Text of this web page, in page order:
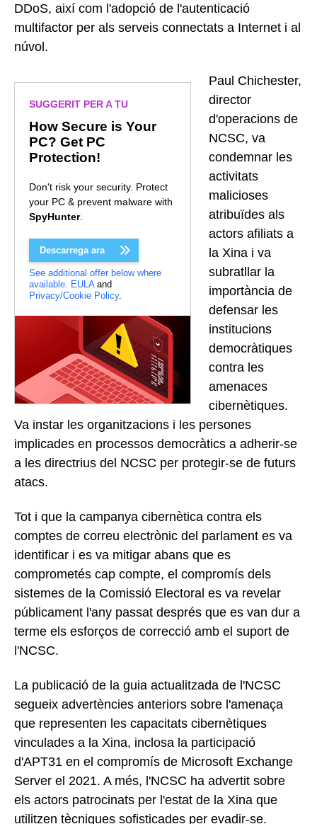
DDoS, així com l'adopció de l'autenticació
multifactor per als serveis connectats a Internet i al
núvol.
SUGGERIT PER A TU
How Secure is Your
PC? Get PC
Protection!
Don't risk your security. Protect
your PC & prevent malware with
SpyHunter.
Descarrega ara
See additional offer below where
available. EULAand
Privacy/Cookie Policy.
Paul Chichester,
director
d'operacions de
NCSC, va
condemnar les
activitats
malicioses
atribuïdes als
actors afiliats a
la Xina i va
subratllar la
importància de
defensar les
institucions
democràtiques
contra les
amenaces
cibernètiques.
Va instar les organitzacions i les persones
implicades en processos democràtics a adherir-se
a les directrius del NCSC per protegir-se de futurs
atacs.
Tot i que la campanya cibernètica contra els
comptes de correu electrònic del parlament es va
identificar i es va mitigar abans que es
comprometés cap compte, el compromís dels
sistemes de la Comissió Electoral es va revelar
públicament l'any passat després que es van dur a
terme els esforços de correcció amb el suport de
l'NCSC.
La publicació de la guia actualitzada de l'NCSC
segueix advertències anteriors sobre l'amenaça
que representen les capacitats cibernètiques
vinculades a la Xina, inclosa la participació
d'APT31 en el compromís de Microsoft Exchange
Server el 2021. A més, l'NCSC ha advertit sobre
els actors patrocinats per l'estat de la Xina que
utilitzen tècniques sofisticades per evadir-se.